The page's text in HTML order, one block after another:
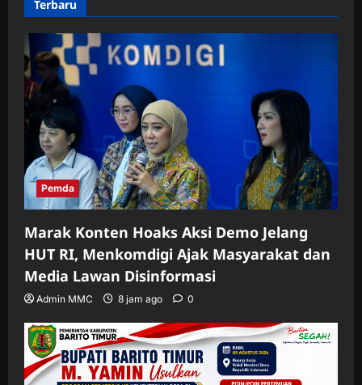
Terbaru
Pemda
Marak Konten Hoaks Aksi Demo Jelang
HUT RI, Menkomdigi Ajak Masyarakat dan
Media Lawan Disinformasi
Admin MMC 8 jam ago 0